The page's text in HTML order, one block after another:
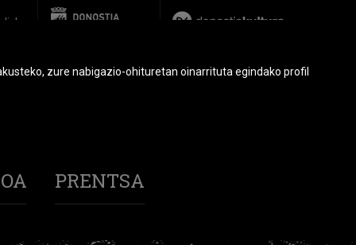
PRENTSA
zure nabigazio-ohituretan oinarrituta egindako profil